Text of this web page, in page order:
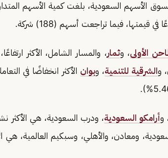
الأسهم السعودية، بلغت كمية الأسهم
الأولى، وثمار، والمسار الشامل، الأكثر
والشرقية للتنمية، وبوان الأكثر انخفاضًا في
وأرامكو السعودية، ودرب السعودية، هي الأكثر
ومعادن، والأهلي، وسبكيم العالمية، هي